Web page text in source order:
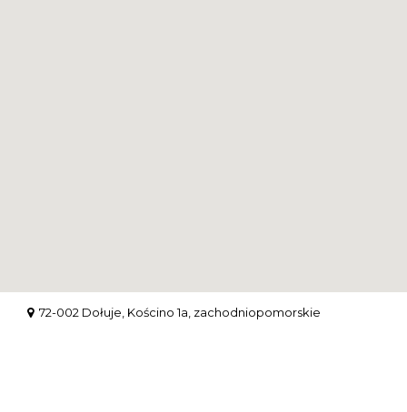
72-002 Dołuje, Kościno 1a, zachodniopomorskie